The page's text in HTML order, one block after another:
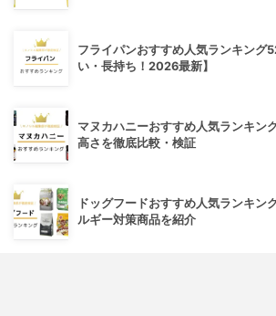
フライパンおすすめ人気ランキング
い・長持ち！2026最新】
マヌカハニーおすすめ人気ランキン
高さを徹底比較・検証
ドッグフードおすすめ人気ランキン
ルギー対策商品を紹介